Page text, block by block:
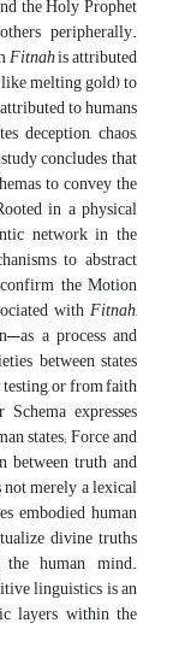
the Holy Prophet
peripherally.
Fitnahis attributed
melting gold) to
to humans
deception, chaos,
concludes that
to convey the
in a physical
network in the
to abstract
the Motion
withFitnah,
a process and
between states
or from faith
expresses
states; Force and
between truth and
merely a lexical
embodied human
divine truths
human mind.
linguistics is an
layers within the